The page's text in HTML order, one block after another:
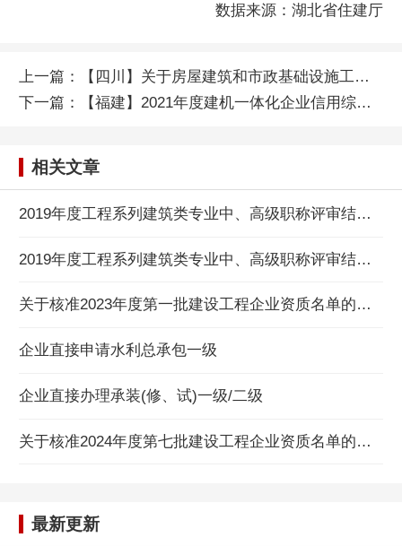
数据来源：湖北省住建厅
上一篇：
【四川】关于房屋建筑和市政基础设施工程施工图审查机构换证认定名录信息变更的通告
下一篇：
【福建】2021年度建机一体化企业信用综合评价结果的通知
相关文章
2019年度工程系列建筑类专业中、高级职称评审结果公示
2019年度工程系列建筑类专业中、高级职称评审结果公示
关于核准2023年度第一批建设工程企业资质名单的公告
企业直接申请水利总承包一级
企业直接办理承装(修、试)一级/二级
关于核准2024年度第七批建设工程企业资质名单的公告
最新更新